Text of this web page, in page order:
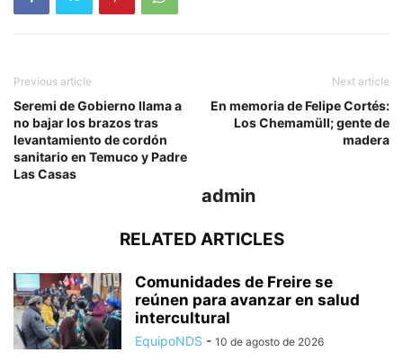
Previous article
Seremi de Gobierno llama a
no bajar los brazos tras
levantamiento de cordón
sanitario en Temuco y Padre
Las Casas
Next article
En memoria de Felipe Cortés:
Los Chemamüll; gente de
madera
admin
RELATED ARTICLES
Comunidades de Freire se
reúnen para avanzar en salud
intercultural
EquipoNDS - 10 de agosto de 2026